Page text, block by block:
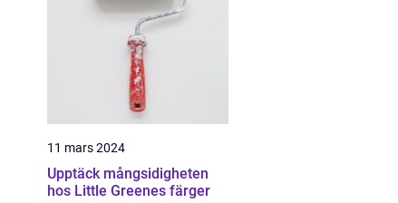
11 mars 2024
Upptäck mångsidigheten
hos Little Greenes färger